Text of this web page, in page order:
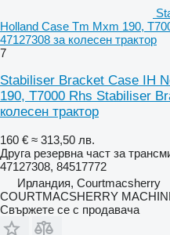
Holland Case Tm Mxm 190,
47127308 за колесен трактор
7
Stabiliser Bracket Case IH
190, T7000 Rhs Stabiliser
колесен трактор
160 € ≈ 313,50 лв.
Друга резервна част за
47127308, 84517772
Ирландия, Courtmacsherry
COURTMACSHERRY
Свържете се с продавача